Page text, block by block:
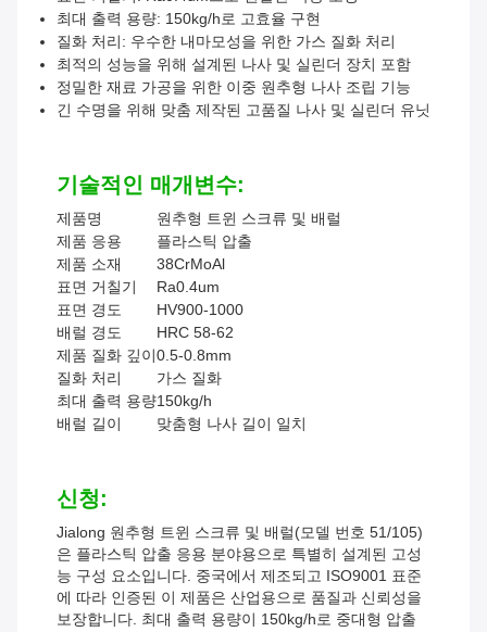
최대 출력 용량: 150kg/h로 고효율 구현
질화 처리: 우수한 내마모성을 위한 가스 질화 처리
최적의 성능을 위해 설계된 나사 및 실린더 장치 포함
정밀한 재료 가공을 위한 이중 원추형 나사 조립 기능
긴 수명을 위해 맞춤 제작된 고품질 나사 및 실린더 유닛
기술적인 매개변수:
제품명
원추형 트윈 스크류 및 배럴
제품 응용
플라스틱 압출
제품 소재
38CrMoAl
표면 거칠기
Ra0.4um
표면 경도
HV900-1000
배럴 경도
HRC 58-62
제품 질화 깊이0.5-0.8mm
질화 처리
가스 질화
최대 출력 용량150kg/h
배럴 길이
맞춤형 나사 길이 일치
신청:
Jialong 원추형 트윈 스크류 및 배럴(모델 번호 51/105)
은 플라스틱 압출 응용 분야용으로 특별히 설계된 고성
능 구성 요소입니다. 중국에서 제조되고 ISO9001 표준
에 따라 인증된 이 제품은 산업용으로 품질과 신뢰성을
보장합니다. 최대 출력 용량이 150kg/h로 중대형 압출